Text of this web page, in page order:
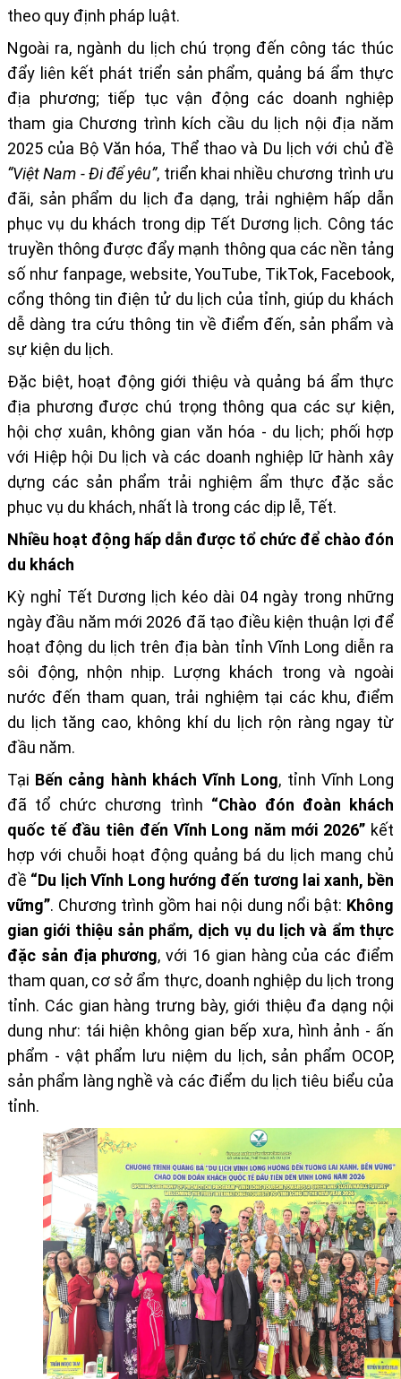
theo quy định pháp luật.
Ngoài ra, ngành du lịch chú trọng đến công tác thúc
đẩy l iên kết phát triển sản phẩm, quảng bá ẩm thực
địa phương; tiếp tục vận động các doanh nghiệp
tham gia Chương trình kích cầu du lịch nội địa năm
2025 của Bộ Văn hóa, Thể thao và Du lịch với chủ đề
“Việt Nam - Đi để yêu”, triển khai nhiều chương trình ưu
đãi, sản phẩm du lịch đa dạng, trải nghiệm hấp dẫn
phục vụ du khách trong dịp Tết Dương lịch. Công tác
truyền thông được đẩy mạnh thông qua các nền tảng
số như fanpage, website, YouTube, TikTok, Facebook,
cổng thông tin điện tử du lịch của tỉnh, giúp du khách
dễ dàng tra cứu thông tin về điểm đến, sản phẩm và
sự kiện du lịch.
Đặc biệt, hoạt động giới thiệu và quảng bá ẩm thực
địa phương được chú trọng thông qua các sự kiện,
hội chợ xuân, không gian văn hóa - du lịch; phối hợp
với Hiệp hội Du lịch và các doanh nghiệp lữ hành xây
dựng các sản phẩm trải nghiệm ẩm thực đặc sắc
phục vụ du khách, nhất là trong các dịp lễ, Tết.
Nhiều hoạt động hấp dẫn được tổ chức để chào đón
du khách
Kỳ nghỉ Tết Dương lịch kéo dài 04 ngày trong những
ngày đầu năm mới 2026 đã tạo điều kiện thuận lợi để
hoạt động du lịch trên địa bàn tỉnh Vĩnh Long diễn ra
sôi động, nhộn nhịp. Lượng khách trong và ngoài
nước đến tham quan, trải nghiệm tại các khu, điểm
du lịch tăng cao, không khí du lịch rộn ràng ngay từ
đầu năm.
Tại Bến cảng hành khách Vĩnh Long, tỉnh Vĩnh Long
đã tổ chức chương trình “Chào đón đoàn khách
quốc tế đầu tiên đến Vĩnh Long năm mới 2026” kết
hợp với chuỗi hoạt động quảng bá du lịch mang chủ
đề “Du lịch Vĩnh Long hướng đến tương lai xanh, bền
vững”. Chương trình gồm hai nội dung nổi bật: Không
gian giới thiệu sản phẩm, dịch vụ du lịch và ẩm thực
đặc sản địa phương, với 16 gian hàng của các điểm
tham quan, cơ sở ẩm thực, doanh nghiệp du lịch trong
tỉnh. Các gian hàng trưng bày, giới thiệu đa dạng nội
dung như: tái hiện không gian bếp xưa, hình ảnh - ấn
phẩm - vật phẩm lưu niệm du lịch, sản phẩm OCOP,
sản phẩm làng nghề và các điểm du lịch tiêu biểu của
tỉnh.